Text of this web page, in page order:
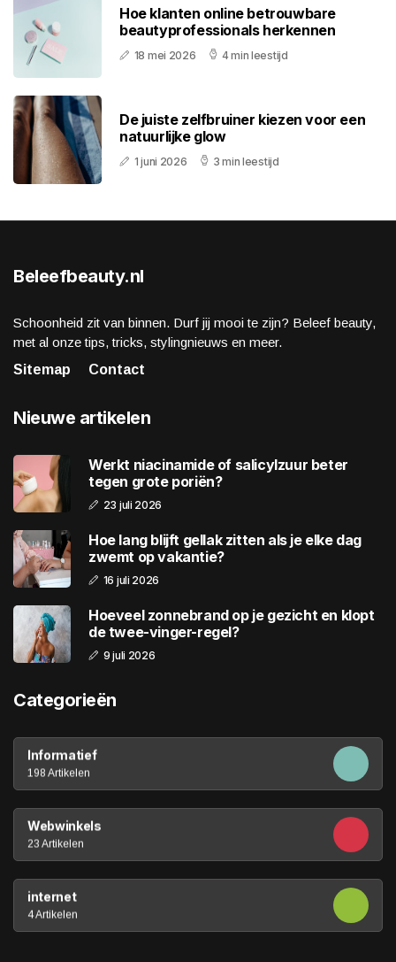
Hoe klanten online betrouwbare
beautyprofessionals herkennen
18 mei 2026 4 min leestijd
De juiste zelfbruiner kiezen voor een
natuurlijke glow
1 juni 2026 3 min leestijd
Beleefbeauty.nl
Schoonheid zit van binnen. Durf jij mooi te zijn? Beleef beauty,
met al onze tips, tricks, stylingnieuws en meer.
Sitemap
Contact
Nieuwe artikelen
Werkt niacinamide of salicylzuur beter
tegen grote poriën?
23 juli 2026
Hoe lang blijft gellak zitten als je elke dag
zwemt op vakantie?
16 juli 2026
Hoeveel zonnebrand op je gezicht en klopt
de twee-vinger-regel?
9 juli 2026
Categorieën
Informatief
198 Artikelen
Webwinkels
23 Artikelen
internet
4 Artikelen